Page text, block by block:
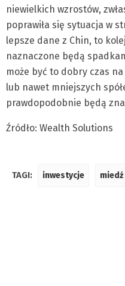
niewielkich wzrostów,
poprawiła się sytuacja w
lepsze dane z Chin, to
naznaczone będą
może być to dobry czas
lub nawet mniejszych
prawdopodobnie będą
Źródło: Wealth Solutions
TAGI: inwestycje miedź